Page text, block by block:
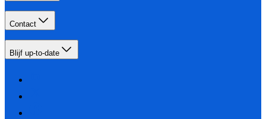
Contact
Blijf up-to-date